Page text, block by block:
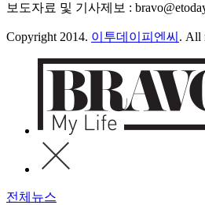
보도자료 및 기사제보 :
Copyright 2014. 이투데이피엔씨 . All
전체뉴스